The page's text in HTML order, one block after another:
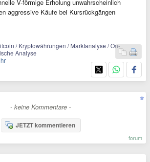
V-förmige Erholung unwahrscheinlich
aggressive Käufe bei Kursrückgängen
/ Kryptowährungen / Marktanalyse / On-
Analyse
- keine Kommentare -
JETZT kommentieren
forum